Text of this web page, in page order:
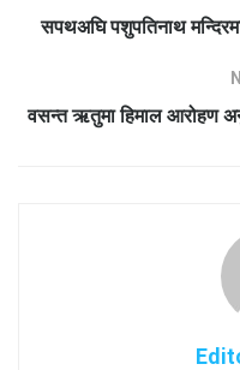
सपथअघि पशुपतिनाथ मन्दिरमा
वसन्त ऋतुमा हिमाल आरोहण